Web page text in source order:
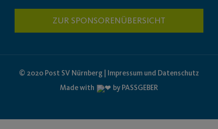
ZUR SPONSORENÜBERSICHT
© 2020 Post SV Nürnberg | Impressum und Datenschutz
Made with
by PASSGEBER